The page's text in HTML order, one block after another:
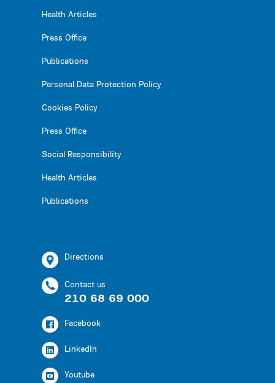
Health Articles
Press Office
Publications
Personal Data Protection Policy
Cookies Policy
Press Office
Social Responsibility
Health Articles
Publications
Directions
Contact us
210 68 69 000
Facebook
LinkedIn
Youtube